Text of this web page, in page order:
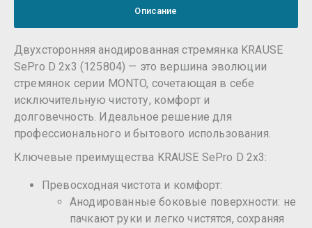
Описание
Двухсторонняя анодированная стремянка KRAUSE
SePro D 2x3 (125804) — это вершина эволюции
стремянок серии MONTO, сочетающая в себе
исключительную чистоту, комфорт и
долговечность. Идеальное решение для
профессионального и бытового использования.
Ключевые преимущества KRAUSE SePro D 2x3:
Превосходная чистота и комфорт:
Анодированные боковые поверхности: не
пачкают руки и легко чистятся, сохраняя